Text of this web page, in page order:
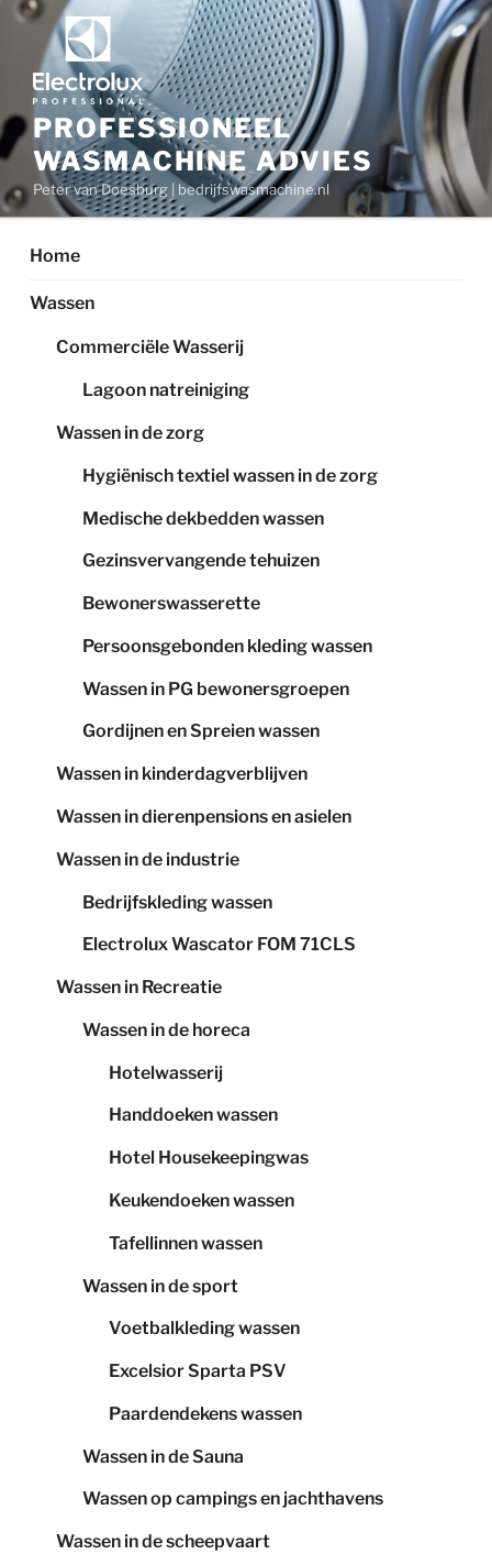
Ga
inhoud
PROFESSIONEEL
WASMACHINE ADVIES
Peter van Doesburg | bedrijfswasmachine.nl
Home
Wassen
Commerciële Wasserij
Lagoon natreiniging
Wassen in de zorg
Hygiënisch textiel wassen in de zorg
Medische dekbedden wassen
Gezinsvervangende tehuizen
Bewonerswasserette
Persoonsgebonden kleding wassen
Wassen in PG bewonersgroepen
Gordijnen en Spreien wassen
Wassen in kinderdagverblijven
Wassen in dierenpensions en asielen
Wassen in de industrie
Bedrijfskleding wassen
Electrolux Wascator FOM 71CLS
Wassen in Recreatie
Wassen in de horeca
Hotelwasserij
Handdoeken wassen
Hotel Housekeepingwas
Keukendoeken wassen
Tafellinnen wassen
Wassen in de sport
Voetbalkleding wassen
Excelsior Sparta PSV
Paardendekens wassen
Wassen in de Sauna
Wassen op campings en jachthavens
Wassen in de scheepvaart